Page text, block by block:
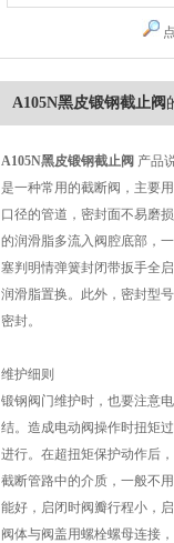
A105N黑皮锻钢截止阀
A105N黑皮锻钢截止阀 产品
是一种常用的截断阀，主要
口径的管道，密封面不易磨
的润滑脂多流入阀腔底部，
塞判明情弹簧封闭带扳手全
润滑脂置换。此外，密封型
密封。
维护细则
锻钢阀门维护时，也要注意
结。造成电动阀操作时扭矩
进行。在超扭矩保护动作后
截断管路中的介质，一般不
能好，启闭时阀瓣行程小，
阀体与阀盖用螺栓螺母连接